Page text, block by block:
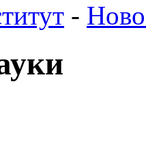
-